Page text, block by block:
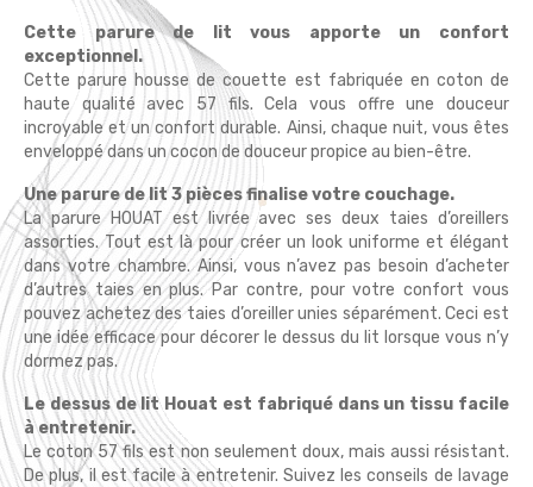
Cette parure de lit vous apporte un confort
exceptionnel.
Cette parure housse de couette est fabriquée en coton de
haute qualité avec 57 fils. Cela vous offre une douceur
incroyable et un confort durable. Ainsi, chaque nuit, vous êtes
enveloppé dans un cocon de douceur propice au bien-être.
Une parure de lit 3 pièces finalise votre couchage.
La parure HOUAT est livrée avec ses deux taies d’oreillers
assorties. Tout est là pour créer un look uniforme et élégant
dans votre chambre. Ainsi, vous n’avez pas besoin d’acheter
d’autres taies en plus. Par contre, pour votre confort vous
pouvez achetez des taies d’oreiller unies séparément. Ceci est
une idée efficace pour décorer le dessus du lit lorsque vous n’y
dormez pas.
Le dessus de lit Houat est fabriqué dans un tissu facile
à entretenir.
Le coton 57 fils est non seulement doux, mais aussi résistant.
De plus, il est facile à entretenir. Suivez les conseils de lavage